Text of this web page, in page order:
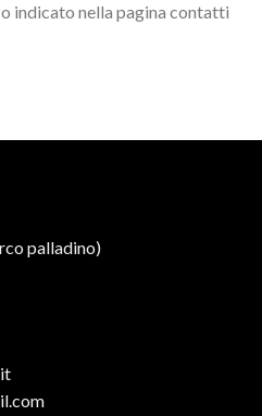
indicato nella pagina contatti
palladino)